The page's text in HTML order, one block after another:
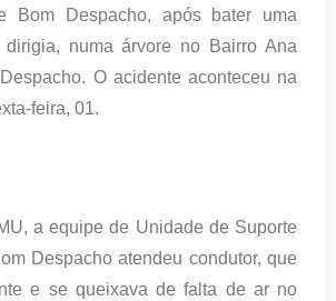
Bom Despacho, após bater uma
dirigia, numa árvore no Bairro Ana
O acidente aconteceu na
feira, 01.
a equipe de Unidade de Suporte
Despacho atendeu condutor, que
e se queixava de falta de ar no